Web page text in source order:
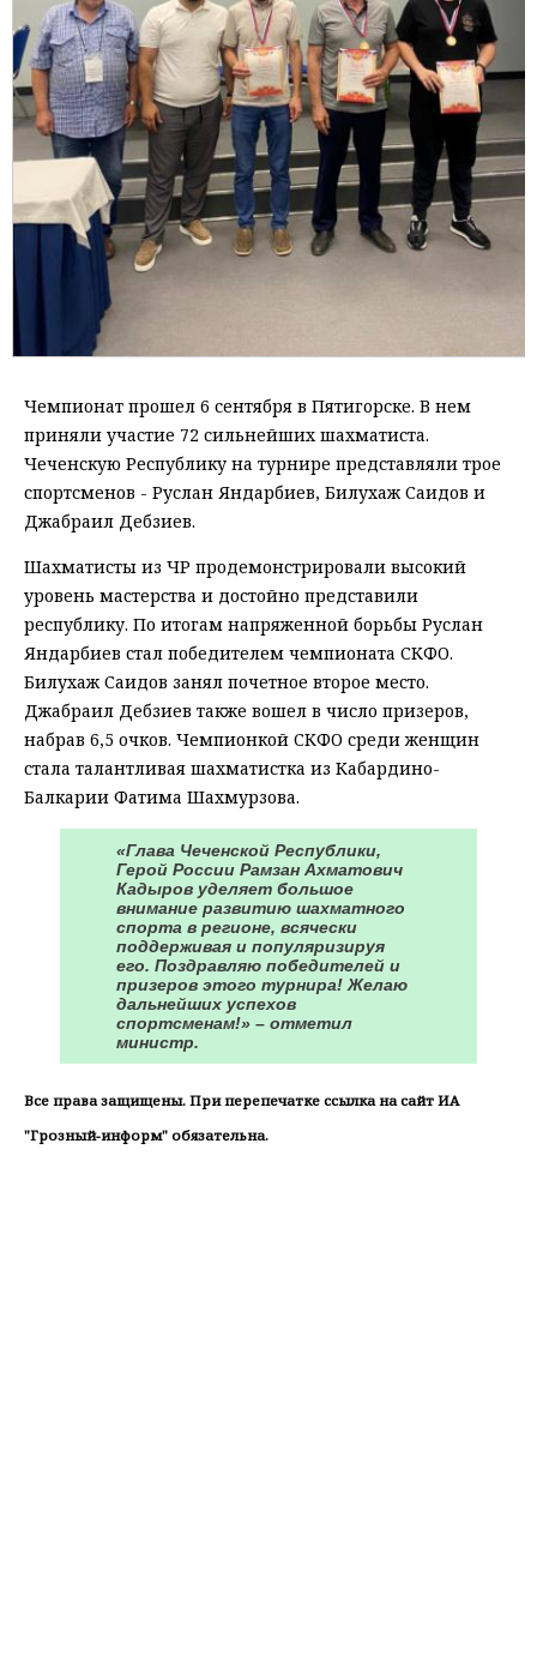
Чемпионат прошел 6 сентября в Пятигорске. В нем
приняли участие 72 сильнейших шахматиста.
Чеченскую Республику на турнире представляли трое
спортсменов - Руслан Яндарбиев, Билухаж Саидов и
Джабраил Дебзиев.
Шахматисты из ЧР продемонстрировали высокий
уровень мастерства и достойно представили
республику. По итогам напряженной борьбы Руслан
Яндарбиев стал победителем чемпионата СКФО.
Билухаж Саидов занял почетное второе место.
Джабраил Дебзиев также вошел в число призеров,
набрав 6,5 очков. Чемпионкой СКФО среди женщин
стала талантливая шахматистка из Кабардино-
Балкарии Фатима Шахмурзова.
«Глава Чеченской Республики,
Герой России Рамзан Ахматович
Кадыров уделяет большое
внимание развитию шахматного
спорта в регионе, всячески
поддерживая и популяризируя
его. Поздравляю победителей и
призеров этого турнира! Желаю
дальнейших успехов
спортсменам!» – отметил
министр.
Все права защищены. При перепечатке ссылка на сайт ИА
"Грозный-информ" обязательна.